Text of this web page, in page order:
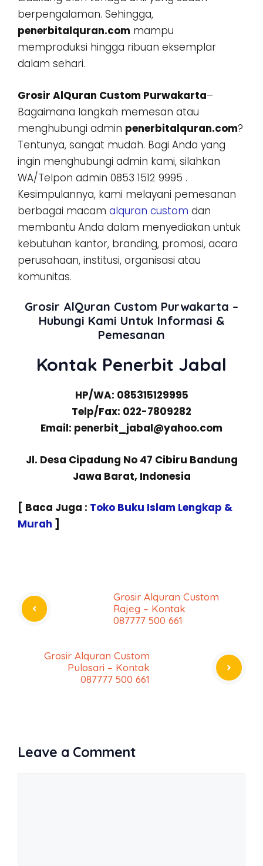
berpengalaman. Sehingga,
penerbitalquran.com mampu
memproduksi hingga ribuan eksemplar
dalam sehari.
Grosir AlQuran Custom Purwakarta–
Bagaimana langkah memesan atau
menghubungi admin penerbitalquran.com?
Tentunya, sangat mudah. Bagi Anda yang
ingin menghubungi admin kami, silahkan
WA/Telpon admin 0853 1512 9995 .
Kesimpulannya, kami melayani pemesanan
berbagai macam alquran custom dan
membantu Anda dalam menyediakan untuk
kebutuhan kantor, branding, promosi, acara
perusahaan, institusi, organisasi atau
komunitas.
Grosir AlQuran Custom Purwakarta –
Hubungi Kami Untuk Informasi &
Pemesanan
Kontak Penerbit Jabal
HP/WA: 085315129995
Telp/Fax: 022-7809282
Email: penerbit_jabal@yahoo.com
Jl. Desa Cipadung No 47 Cibiru Bandung
Jawa Barat, Indonesia
[ Baca Juga : Toko Buku Islam Lengkap &
Murah ]
Grosir Alquran Custom
Rajeg – Kontak
087777 500 661
Grosir Alquran Custom
Pulosari – Kontak
087777 500 661
Leave a Comment